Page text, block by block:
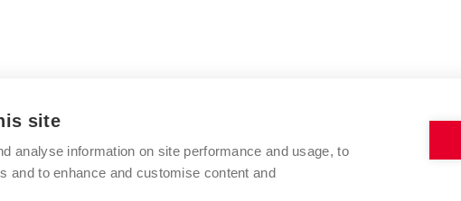
BRNO UNIVERSITY OF TECHNOLOGY
Antonínská 548/1
www.vut.cz
site
analyse information on site performance and usage, to
and to enhance and customise content and